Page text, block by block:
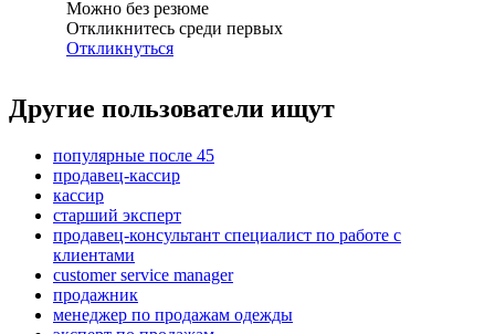
Можно без резюме
Откликнитесь среди первых
Откликнуться
Другие пользователи ищут
популярные после 45
продавец-кассир
кассир
старший эксперт
продавец-консультант специалист по работе с
клиентами
customer service manager
продажник
менеджер по продажам одежды